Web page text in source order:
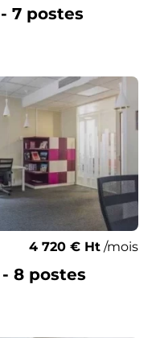
- 7 postes
4 720 € Ht/mois
- 8 postes